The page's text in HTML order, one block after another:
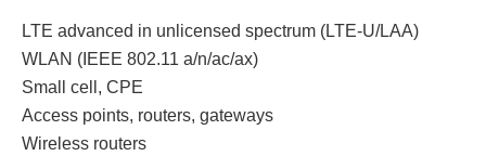
LTE advanced in unlicensed spectrum (LTE-U/LAA)
WLAN (IEEE 802.11 a/n/ac/ax)
Small cell, CPE
Access points, routers, gateways
Wireless routers